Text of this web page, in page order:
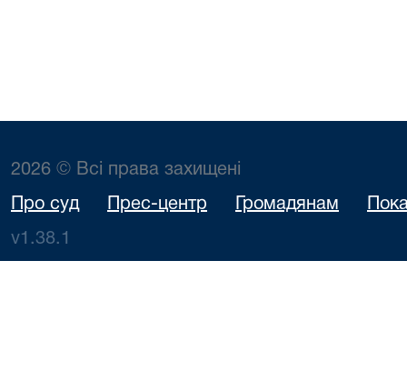
2026 © Всі права захищені
Про суд Прес-центр Громадянам
v1.38.1